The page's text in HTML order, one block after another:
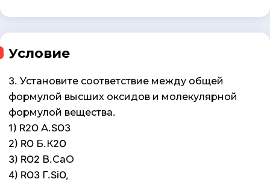
Условие
3. Установите соответствие между общей
формулой высших оксидов и молекулярной
формулой вещества.
1) R2O А.SO3
2) RO Б.К2O
3) RO2 В.СаО
4) RO3 Г.SiO,